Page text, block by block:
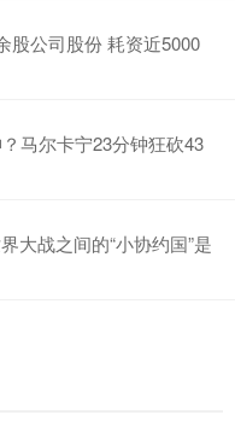
股公司股份 耗资近5000
马尔卡宁23分钟狂砍43
大战之间的“小协约国”是